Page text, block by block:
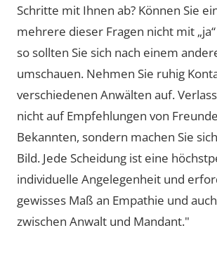
Schritte mit Ihnen ab? Können Sie
mehrere dieser Fragen nicht mit
so sollten Sie sich nach einem
umschauen. Nehmen Sie ruhig
verschiedenen Anwälten auf.
nicht auf Empfehlungen von
Bekannten, sondern machen Sie
Bild. Jede Scheidung ist eine
individuelle Angelegenheit und
gewisses Maß an Empathie und
zwischen Anwalt und Mandant."